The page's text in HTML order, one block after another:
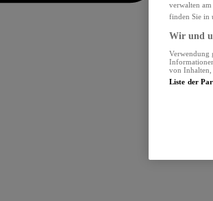
verwalten
finden Sie in
Wir und
Verwendung
von Inhalten,
Liste der